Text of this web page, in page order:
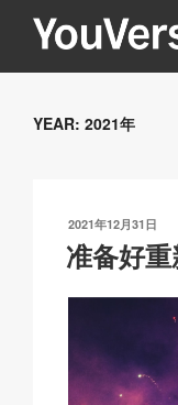
Seeking God every
YEAR: 2021年
发
布
于
2021年12月31日
准备好